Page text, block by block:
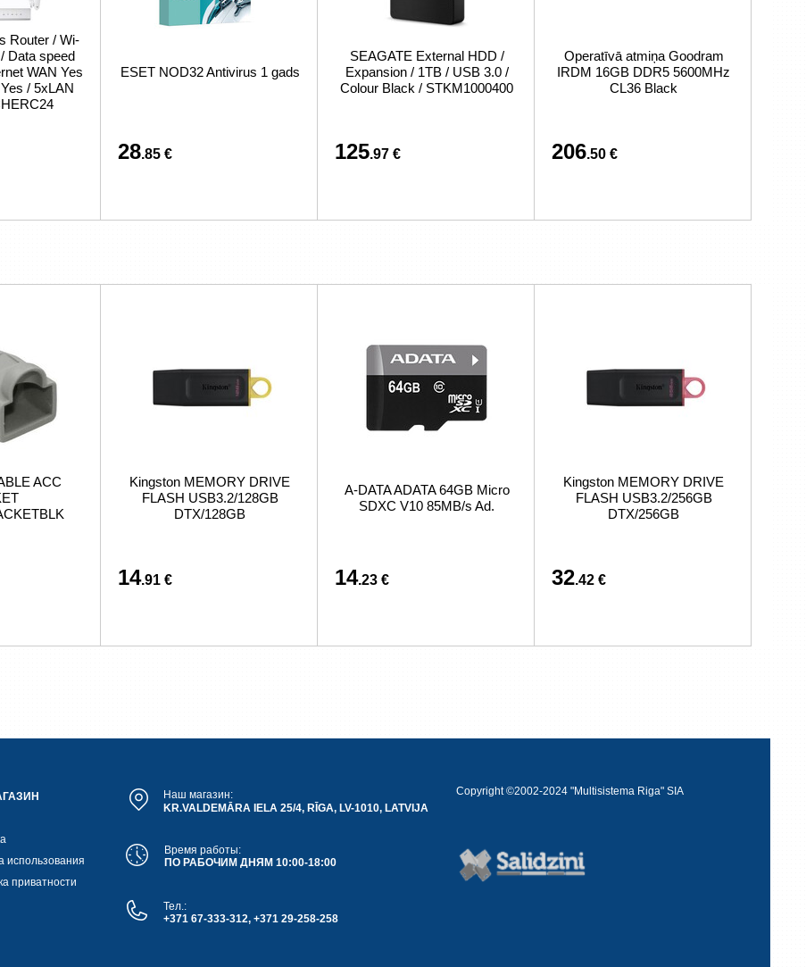
Router / Wi-
Data speed
WAN Yes
/ 5xLAN
ESET NOD32 Antivirus 1 gads
28.85 €
SEAGATE External HDD /
Expansion / 1TB / USB 3.0 /
Colour Black / STKM1000400
125.97 €
Operatīvā atmiņa Goodram
IRDM 16GB DDR5 5600MHz
CL36 Black
206.50 €
ACC
Kingston MEMORY DRIVE
FLASH USB3.2/128GB
DTX/128GB
14.91 €
A-DATA ADATA 64GB Micro
SDXC V10 85MB/s Ad.
14.23 €
Kingston MEMORY DRIVE
FLASH USB3.2/256GB
DTX/256GB
32.42 €
использования
приватности
Наш магазин:
KR.VALDEMĀRA IELA 25/4, RĪGA, LV-1010, LATVIJA
Время работы:
ПО РАБОЧИМ ДНЯМ 10:00-18:00
Тел.:
+371 67-333-312, +371 29-258-258
Copyright ©2002-2024 "Multisistema Riga" SIA